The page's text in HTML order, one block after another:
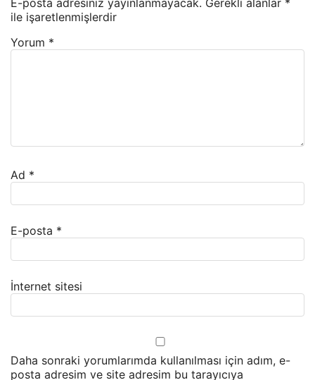
E-posta adresiniz yayınlanmayacak. Gerekli alanlar *
ile işaretlenmişlerdir
Yorum *
Ad *
E-posta *
İnternet sitesi
Daha sonraki yorumlarımda kullanılması için adım, e-
posta adresim ve site adresim bu tarayıcıya